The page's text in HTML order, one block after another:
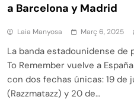
a Barcelona y Madrid
Laia Manyosa Març 6, 2025
La banda estadounidense de
To Remember vuelve a
con dos fechas únicas: 19 de
(Razzmatazz) y 20 de…